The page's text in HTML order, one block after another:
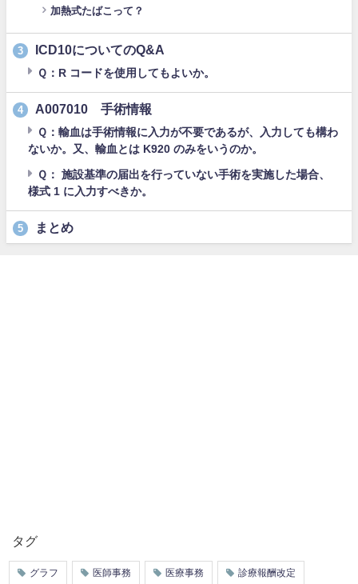
加熱式たばこって？
3 ICD10についてのQ&A
Ｑ：R コードを使用してもよいか。
4 A007010 手術情報
Ｑ：輸血は手術情報に入力が不要であるが、入力しても構わ
ないか。又、輸血とは K920 のみをいうのか。
Ｑ： 施設基準の届出を行っていない手術を実施した場合、
様式 1 に入力すべきか。
5 まとめ
タグ
グラフ 医師事務 医療事務 診療報酬改定